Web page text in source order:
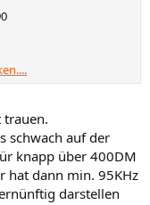
trauen.
schwach auf der
knapp über 400DM
hat dann min. 95KHz
darstellen